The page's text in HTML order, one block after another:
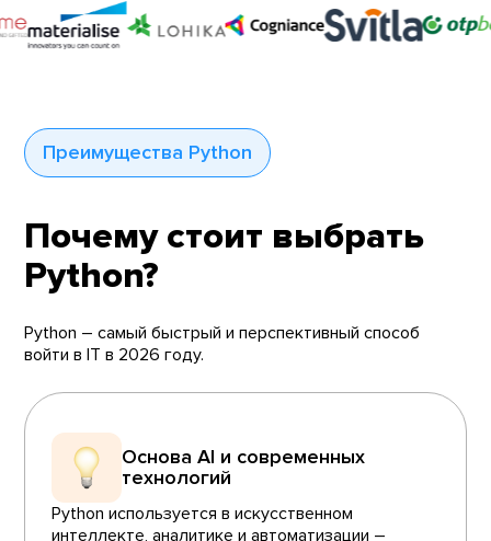
Преимущества Python
Почему стоит выбрать
Python?
Python – самый быстрый и перспективный способ
войти в IT в 2026 году.
Основа AI и современных
технологий
Python используется в искусственном
интеллекте, аналитике и автоматизации –